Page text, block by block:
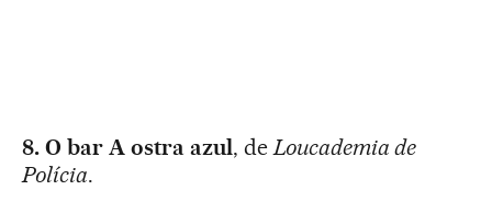
8. O bar A ostra azul, de Loucademia de
Polícia.